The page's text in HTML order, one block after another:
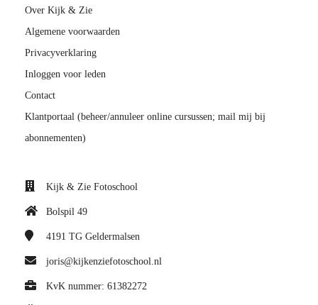
Over Kijk & Zie
Algemene voorwaarden
Privacyverklaring
Inloggen voor leden
Contact
Klantportaal (beheer/annuleer online cursussen; mail mij bij
abonnementen)
Kijk & Zie Fotoschool
Bolspil 49
4191 TG Geldermalsen
joris@kijkenziefotoschool.nl
KvK nummer: 61382272